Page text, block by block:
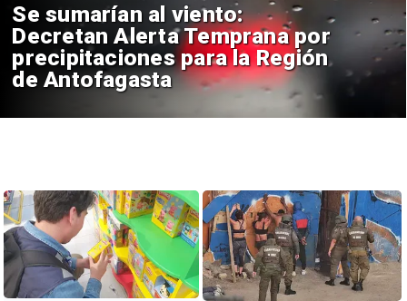
Se sumarían al viento:
Decretan Alerta Temprana por
precipitaciones para la Región
de Antofagasta